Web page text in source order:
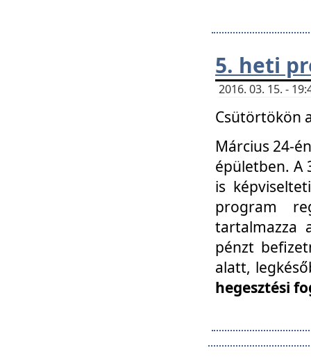
5. heti
2016. 03. 15. -
Csütörtökön
Március 24-
épületben. A
is
program
tartalmazza
pénzt
alatt,
hegesztési